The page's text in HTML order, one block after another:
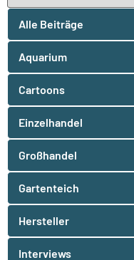
Alle Beiträge
Aquarium
Cartoons
Einzelhandel
Großhandel
Gartenteich
Hersteller
Interviews